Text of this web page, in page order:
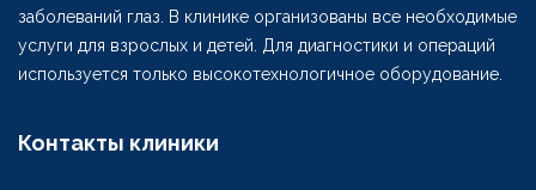
заболеваний глаз. В клинике организованы все необходимые
услуги для взрослых и детей. Для диагностики и операций
используется только высокотехнологичное оборудование.
Контакты клиники